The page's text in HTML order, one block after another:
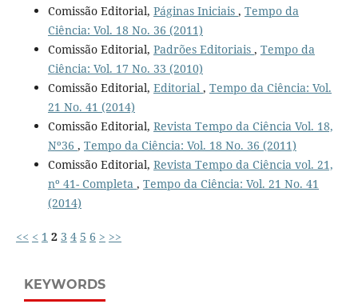
Comissão Editorial, Páginas Iniciais , Tempo da
Ciência: Vol. 18 No. 36 (2011)
Comissão Editorial, Padrões Editoriais , Tempo da
Ciência: Vol. 17 No. 33 (2010)
Comissão Editorial, Editorial , Tempo da Ciência: Vol.
21 No. 41 (2014)
Comissão Editorial, Revista Tempo da Ciência Vol. 18,
Nº36 , Tempo da Ciência: Vol. 18 No. 36 (2011)
Comissão Editorial, Revista Tempo da Ciência vol. 21,
nº 41- Completa , Tempo da Ciência: Vol. 21 No. 41
(2014)
<< < 1 2 3 4 5 6 > >>
KEYWORDS